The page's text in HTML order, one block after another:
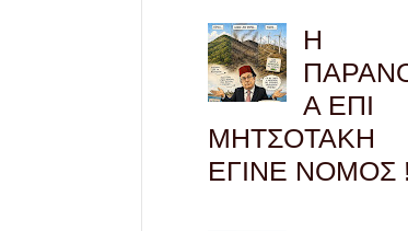
Η
Α ΕΠΙ
ΜΗΤΣΟΤΑΚΗ
ΕΓΙΝΕ ΝΟΜΟΣ